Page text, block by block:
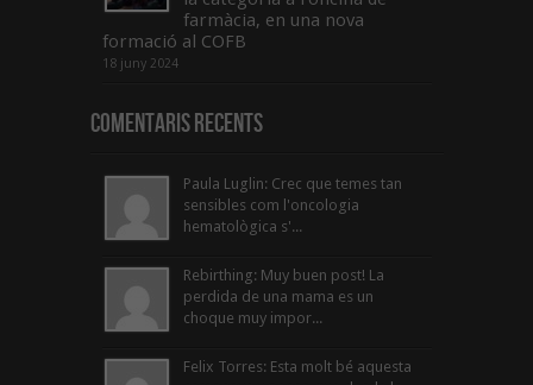
farmàcia, en una nova
formació al COFB
18 juny 2024
Comentaris Recents
Paula Luglin: Crec que temes tan
sensibles com l'oncologia
hematològica s'...
Rebirthing: Muy buen post! La
perdida de una mama es un
choque muy impor...
Felix Torres: Esta molt bé aquesta